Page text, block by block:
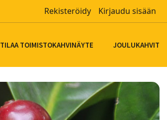
Rekisteröidy Kirjaudu sisään
TILAA TOIMISTOKAHVINÄYTE JOULUKAHVIT